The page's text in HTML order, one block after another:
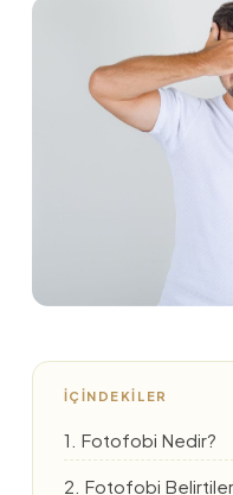
İÇINDEKILER
1. Fotofobi Nedir?
2. Fotofobi